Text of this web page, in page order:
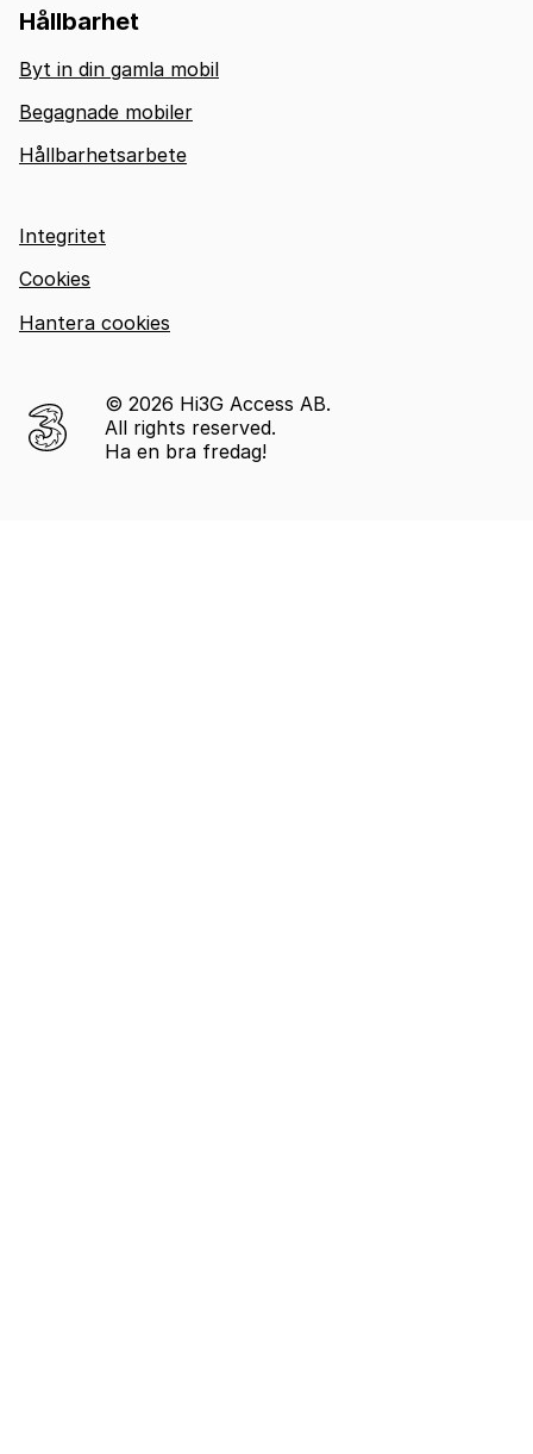
Hållbarhet
Byt in din gamla mobil
Begagnade mobiler
Hållbarhetsarbete
© 2026 Hi3G Access AB.
All rights reserved.
Ha en bra fredag!
Integritet
Cookies
Hantera cookies